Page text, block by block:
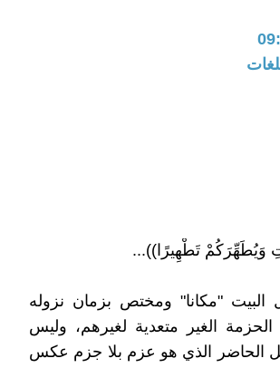
وَيُطَهِّرَكُمْ تَطْهِيرًا))...
"مكانا" ومختص بزمان نزوله
الحزمة الغير متعدية لغيرهم، وليس
الحاضر الذي هو عزم بلا جزم عكس